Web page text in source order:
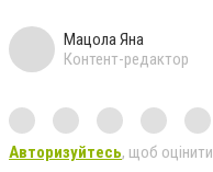
Мацола Яна
Контент-редактор
Авторизуйтесь, щоб оцінити